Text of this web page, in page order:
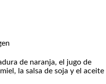
de naranja, el jugo de
la salsa de soja y el aceite